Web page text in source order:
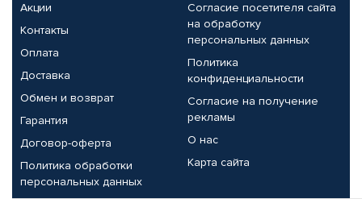
Акции
Контакты
Оплата
Доставка
Обмен и возврат
Гарантия
Договор-оферта
Политика обработки
персональных данных
Согласие посетителя сайта
на обработку
персональных данных
Политика
конфиденциальности
Согласие на получение
рекламы
О нас
Карта сайта